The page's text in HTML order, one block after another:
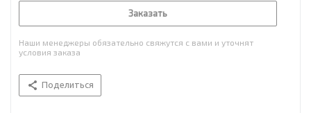
Заказать
Наши менеджеры обязательно свяжутся с вами и уточнят
условия заказа
Поделиться